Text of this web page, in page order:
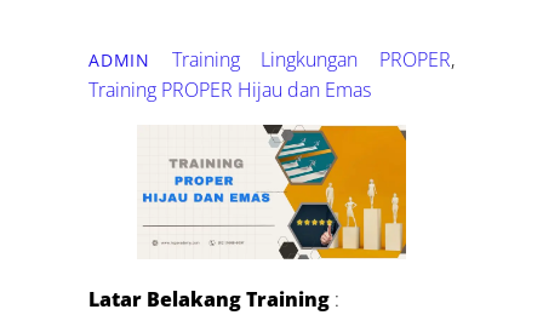
ADMIN Training Lingkungan PROPER,
Training PROPER Hijau dan Emas
Latar Belakang Training :